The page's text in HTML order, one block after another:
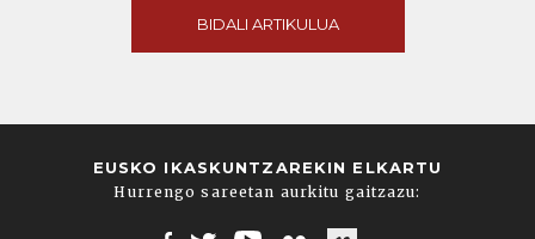
BIDALI ARTIKULUA
EUSKO IKASKUNTZAREKIN ELKARTU
Hurrengo sareetan aurkitu gaitzazu: